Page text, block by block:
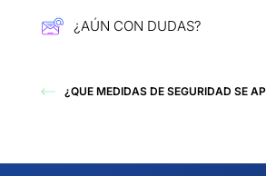
¿AÚN CON DUDAS?
¿QUE MEDIDAS DE SEGURIDAD SE